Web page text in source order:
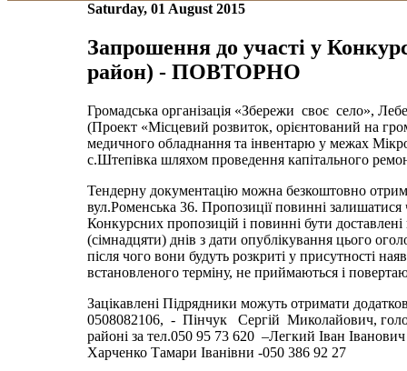
Saturday, 01 August 2015
Запрошення до участі у
район) - ПОВТОРНО
Громадська організація «Збережи своє село»,
(Проект «Місцевий розвиток, орієнтований на
медичного обладнання та інвентарю у межах
с.Штепівка шляхом проведення капітального
Тендерну документацію можна безкоштовно
вул.Роменська 36. Пропозиції повинні
Конкурсних пропозицій і повинні бути
(сімнадцяти) днів з дати опублікування цього
після чого вони будуть розкриті у присутності
встановленого терміну, не при­ймаються і
Зацікавлені Підрядники можуть отримати
0508082106, - Пінчук Сергій Миколайович,
районі за тел.050 95 73 620 –Легкий Іван
Харченко Тамари Іванівни -050 386 92 27